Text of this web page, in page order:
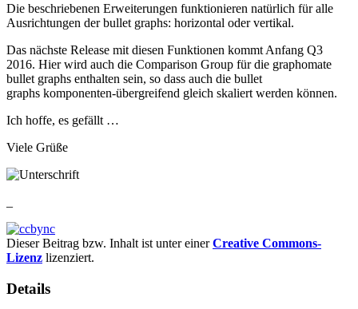
Die beschriebenen Erweiterungen funktionieren natürlich für alle
Ausrichtungen der bullet graphs: horizontal oder vertikal.
Das nächste Release mit diesen Funktionen kommt Anfang Q3
2016. Hier wird auch die Comparison Group für die graphomate
bullet graphs enthalten sein, so dass auch die bullet
graphs komponenten-übergreifend gleich skaliert werden können.
Ich hoffe, es gefällt …
Viele Grüße
Dieser Beitrag bzw. Inhalt ist unter einerCreative Commons-
Lizenz lizenziert.
Details